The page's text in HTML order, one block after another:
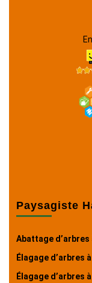
Paysagiste
Abattage d’arbres
Élagage d’arbres
Élagage